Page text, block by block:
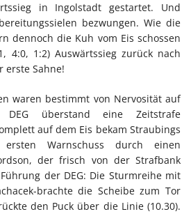
in Ingolstadt gestartet. Und
bezwungen. Wie die
dennoch die Kuh vom Eis schossen
4:0, 1:2) Auswärtssieg zurück nach
erste Sahne!
waren bestimmt von Nervosität auf
überstand eine Zeitstrafe
auf dem Eis bekam Straubings
Warnschuss durch einen
der frisch von der Strafbank
der DEG: Die Sturmreihe mit
brachte die Scheibe zum Tor
den Puck über die Linie (10.30).